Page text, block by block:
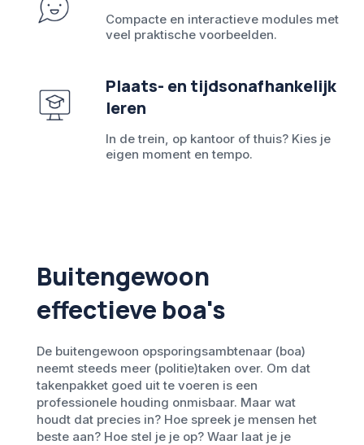
Compacte en interactieve modules met
veel praktische voorbeelden.
Plaats- en tijdsonafhankelijk
leren
In de trein, op kantoor of thuis? Kies je
eigen moment en tempo.
Buitengewoon
effectieve boa's
De buitengewoon opsporingsambtenaar (boa)
neemt steeds meer (politie)taken over. Om dat
takenpakket goed uit te voeren is een
professionele houding onmisbaar. Maar wat
houdt dat precies in? Hoe spreek je mensen het
beste aan? Hoe stel je je op? Waar laat je je